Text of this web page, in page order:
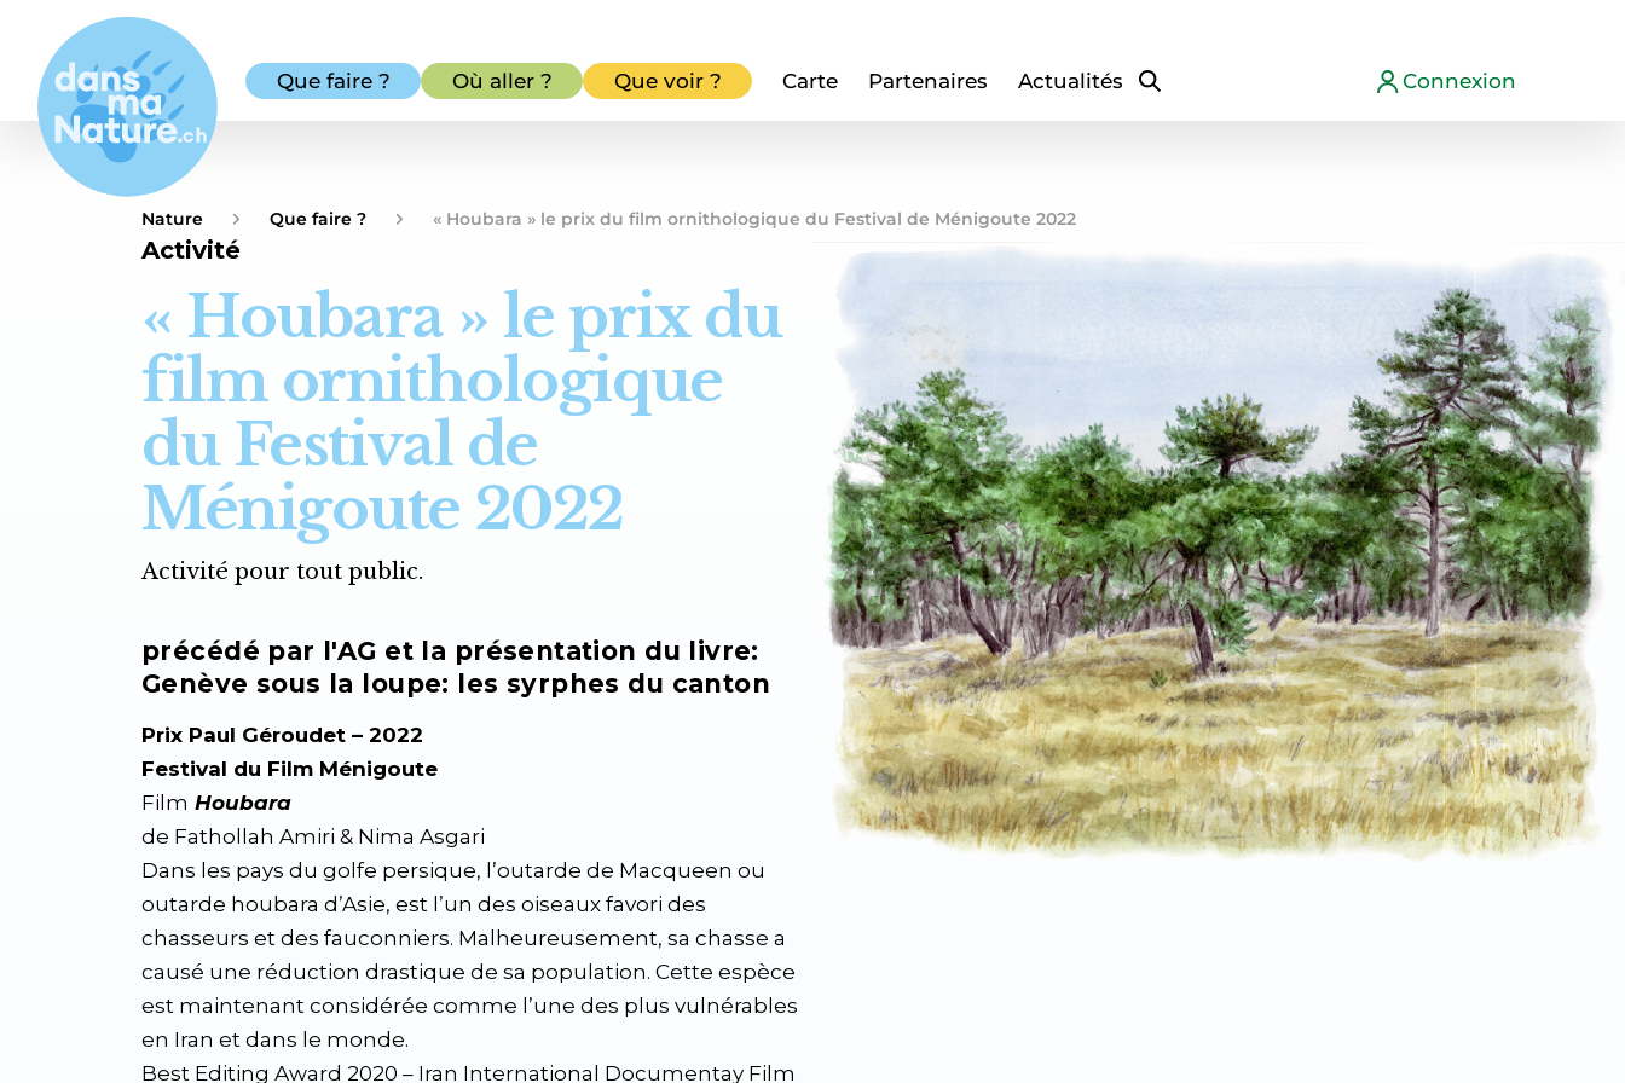
Que faire ? Où aller ? Que voir ? Carte Partenaires Actualités Connexion
Nature Que faire ? « Houbara » le prix du film ornithologique du Festival de Ménigoute 2022
Activité
« Houbara » le prix du
film ornithologique
du Festival de
Ménigoute 2022
Activité pour tout public.
précédé par l'AG et la présentation du livre:
Genève sous la loupe: les syrphes du canton
Prix Paul Géroudet – 2022
Festival du Film Ménigoute
Film Houbara
de Fathollah Amiri & Nima Asgari
Dans les pays du golfe persique, l’outarde de Macqueen ou
outarde houbara d’Asie, est l’un des oiseaux favori des
chasseurs et des fauconniers. Malheureusement, sa chasse a
causé une réduction drastique de sa population. Cette espèce
est maintenant considérée comme l’une des plus vulnérables
en Iran et dans le monde.
Best Editing Award 2020 – Iran International Documentay Film